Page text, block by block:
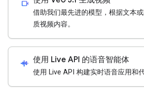
videocam
借助我们最先进的模型，根据文本
质视频内容。
android_recorder 使用 Live API 的语音智能体
使用 Live API 构建实时语音应用和代